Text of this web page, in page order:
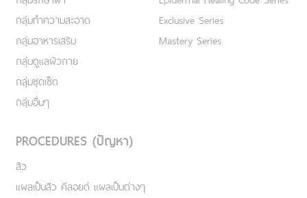
กลุ่มทำความสะอาด
กลุ่มอาหารเสริม
กลุ่มดูแลผิวกาย
กลุ่มชุดเซ็ต
กลุ่มอื่นๆ
Exclusive Series
Mastery Series
PROCEDURES (ปัญหา)
สิว
แผลเป็นสิว คีลอยด์ แผลเป็นต่างๆ